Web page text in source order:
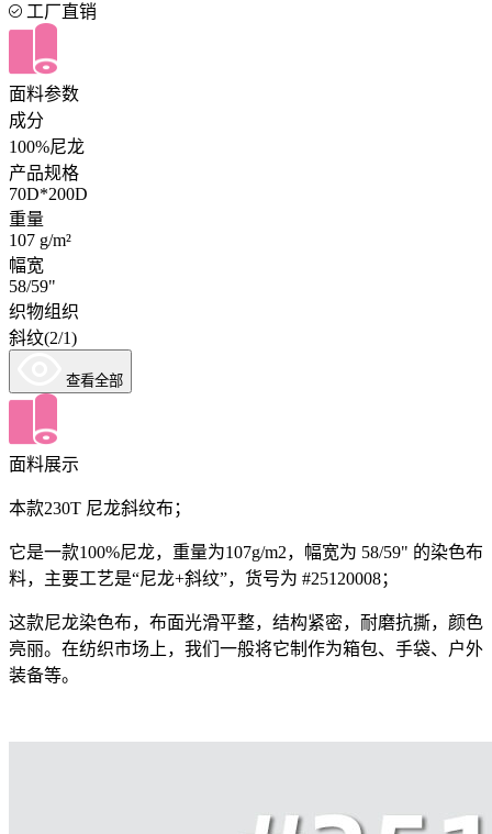
工厂直销
面料参数
成分
100%尼龙
产品规格
70D*200D
重量
107 g/m²
幅宽
58/59"
织物组织
斜纹(2/1)
查看全部
面料展示
本款230T 尼龙斜纹布；
它是一款100%尼龙，重量为107g/m2，幅宽为 58/59" 的染色布
料，主要工艺是“尼龙+斜纹”，货号为 #25120008；
这款尼龙染色布，布面光滑平整，结构紧密，耐磨抗撕，颜色
亮丽。在纺织市场上，我们一般将它制作为箱包、手袋、户外
装备等。